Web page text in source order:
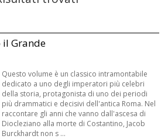
il Grande
Questo volume è un classico intramontabile
dedicato a uno degli imperatori più celebri
della storia, protagonista di uno dei periodi
più drammatici e decisivi dell'antica Roma. Nel
raccontare gli anni che vanno dall'ascesa di
Diocleziano alla morte di Costantino, Jacob
Burckhardt non s ...